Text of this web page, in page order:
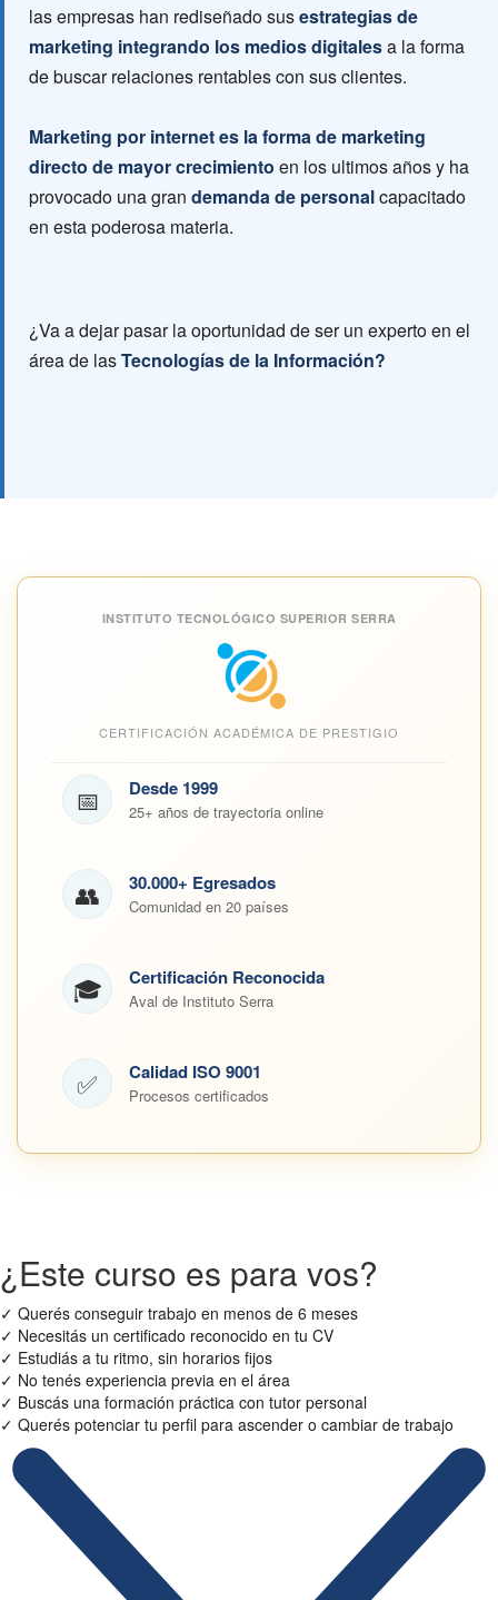
las empresas han rediseñado susestrategias de
marketing integrando los medios digitalesa la forma
de buscar relaciones rentables con sus clientes.
Marketing por internet es la forma de marketing
directo de mayor crecimiento en los ultimos años y ha
provocado una gran demanda de personalcapacitado
en esta poderosa materia.
¿Va a dejar pasar la oportunidad de ser un experto en el
área de lasTecnologías de la Información?
INSTITUTO TECNOLÓGICO SUPERIOR SERRA
CERTIFICACIÓN ACADÉMICA DE PRESTIGIO
📅 Desde 1999
25+ años de trayectoria online
👥 30.000+ Egresados
Comunidad en 20 países
🎓 Certificación Reconocida
Aval de Instituto Serra
✅ Calidad ISO 9001
Procesos certificados
¿Este curso es para vos?
✓ Querés conseguir trabajo en menos de 6 meses
✓ Necesitás un certificado reconocido en tu CV
✓ Estudiás a tu ritmo, sin horarios fijos
✓ No tenés experiencia previa en el área
✓ Buscás una formación práctica con tutor personal
✓ Querés potenciar tu perfil para ascender o cambiar de trabajo